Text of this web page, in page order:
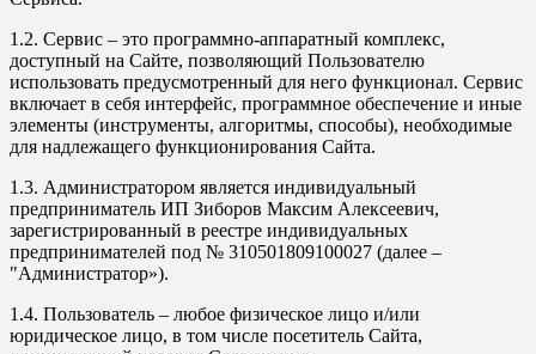
1.2. Сервис – это программно-аппаратный комплекс,
доступный на Сайте, позволяющий Пользователю
использовать предусмотренный для него функционал. Сервис
включает в себя интерфейс, программное обеспечение и иные
элементы (инструменты, алгоритмы, способы), необходимые
для надлежащего функционирования Сайта.
1.3. Администратором является индивидуальный
предприниматель ИП Зиборов Максим Алексеевич,
зарегистрированный в реестре индивидуальных
предпринимателей под № 310501809100027 (далее –
"Администратор»).
1.4. Пользователь – любое физическое лицо и/или
юридическое лицо, в том числе посетитель Сайта,